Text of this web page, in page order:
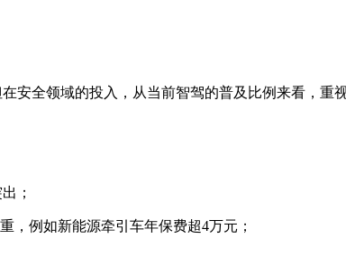
全领域的投入，从当前智驾的普及比例来看，重
；
，例如新能源牵引车年保费超4万元；